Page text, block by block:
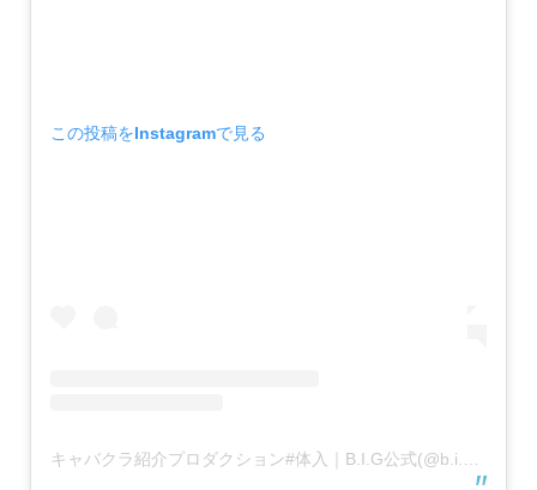
この投稿をInstagramで見る